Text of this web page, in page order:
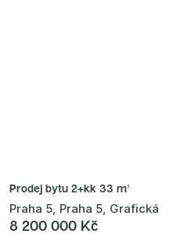
Prodej bytu 2+kk 33 m²
Praha 5, Praha 5, Grafická
8 200 000 Kč